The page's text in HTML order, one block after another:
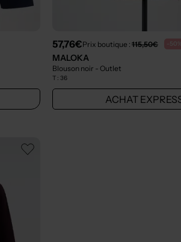
57,76€Prix boutique : 115,50€ -
MALOKA
Blouson noir - Outlet
T : 36
ACHAT